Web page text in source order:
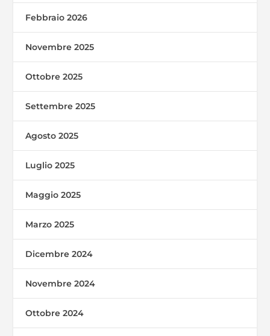
Febbraio 2026
Novembre 2025
Ottobre 2025
Settembre 2025
Agosto 2025
Luglio 2025
Maggio 2025
Marzo 2025
Dicembre 2024
Novembre 2024
Ottobre 2024